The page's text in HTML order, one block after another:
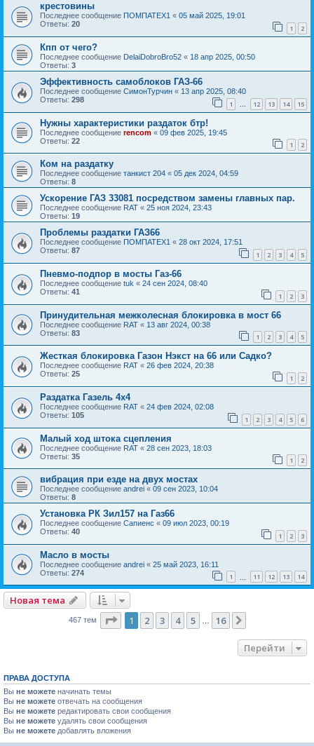
крестовины
Последнее сообщение ПОМПАТЕХ1 « 05 май 2025, 19:01
Ответы: 20 1 2
Кпп от чего?
Последнее сообщение DelaiDobroBro52 « 18 апр 2025, 00:50
Ответы: 3
Эффективность самоблоков ГАЗ-66
Последнее сообщение СимонТурчин « 13 апр 2025, 08:40
Ответы: 298 1 … 12 13 14 15
Нужны характеристики раздаток бтр!
Последнее сообщение rencom « 09 фев 2025, 19:45
Ответы: 22 1 2
Ком на раздатку
Последнее сообщение танкист 204 « 05 дек 2024, 04:59
Ответы: 8
Ускорение ГАЗ 33081 посредством замены главных пар.
Последнее сообщение RAT « 25 ноя 2024, 23:43
Ответы: 19
Проблемы раздатки ГАЗ66
Последнее сообщение ПОМПАТЕХ1 « 28 окт 2024, 17:51
Ответы: 87 1 2 3 4 5
Пневмо-подпор в мосты Газ-66
Последнее сообщение tuk « 24 сен 2024, 08:40
Ответы: 41 1 2 3
Принудительная межколесная блокировка в мост 66
Последнее сообщение RAT « 13 авг 2024, 00:38
Ответы: 83 1 2 3 4 5
Жесткая блокировка Газон Нэкст на 66 или Садко?
Последнее сообщение RAT « 26 фев 2024, 20:38
Ответы: 25 1 2
Раздатка Газель 4х4
Последнее сообщение RAT « 24 фев 2024, 02:08
Ответы: 105 1 2 3 4 5 6
Малый ход штока сцепления
Последнее сообщение RAT « 28 сен 2023, 18:03
Ответы: 35 1 2
вибрация при езде на двух мостах
Последнее сообщение andrei « 09 сен 2023, 10:04
Ответы: 8
Установка РК Зил157 на Газ66
Последнее сообщение Сапиенс « 09 июл 2023, 00:19
Ответы: 40 1 2 3
Масло в мосты
Последнее сообщение andrei « 25 май 2023, 16:11
Ответы: 274 1 11 12 13 14
Новая тема
467 тем Страница из 16
1 2 3 4 5 … 16
Перейти
ПРАВА ДОСТУПА
Вы не можете начинать темы
Вы не можете отвечать на сообщения
Вы не можете редактировать свои сообщения
Вы не можете удалять свои сообщения
Вы не можете добавлять вложения